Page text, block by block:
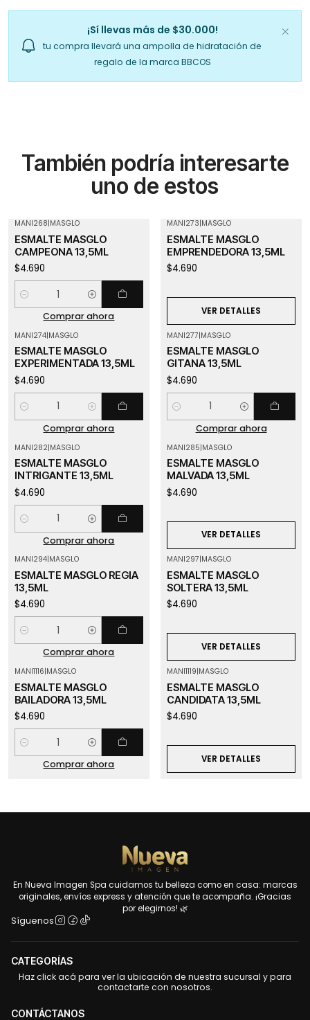
¡Sí llevas más de $30.000!
tu compra llevará una ampolla de hidratación de
regalo de la marca BBCOS
También podría interesarte
uno de estos
MANI268|MASGLO
ESMALTE MASGLO
CAMPEONA 13,5ML
$4.690
Cantidad
Comprar ahora
MANI273|MASGLO
ESMALTE MASGLO
EMPRENDEDORA 13,5ML
$4.690
VER DETALLES
MANI274|MASGLO
ESMALTE MASGLO
EXPERIMENTADA 13,5ML
$4.690
Cantidad
Comprar ahora
MANI277|MASGLO
ESMALTE MASGLO
GITANA 13,5ML
$4.690
Cantidad
Comprar ahora
MANI282|MASGLO
ESMALTE MASGLO
INTRIGANTE 13,5ML
$4.690
Cantidad
Comprar ahora
MANI285|MASGLO
ESMALTE MASGLO
MALVADA 13,5ML
$4.690
VER DETALLES
MANI294|MASGLO
ESMALTE MASGLO REGIA
13,5ML
$4.690
Cantidad
Comprar ahora
MANI297|MASGLO
ESMALTE MASGLO
SOLTERA 13,5ML
$4.690
VER DETALLES
MANI1116|MASGLO
ESMALTE MASGLO
BAILADORA 13,5ML
$4.690
Cantidad
Comprar ahora
MANI1119|MASGLO
ESMALTE MASGLO
CANDIDATA 13,5ML
$4.690
VER DETALLES
En Nueva Imagen Spa cuidamos tu belleza como en casa: marcas
originales, envíos express y atención que te acompaña. ¡Gracias
por elegirnos! 🌿
Síguenos
CATEGORÍAS
Haz click acá para ver la ubicación de nuestra sucursal y para
contactarte con nosotros.
CONTÁCTANOS